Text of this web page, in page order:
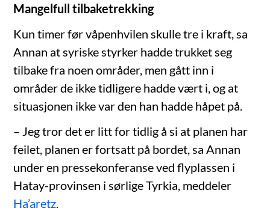
Mangelfull tilbaketrekking
Kun timer før våpenhvilen skulle tre i kraft, sa
Annan at syriske styrker hadde trukket seg
tilbake fra noen områder, men gått inn i
områder de ikke tidligere hadde vært i, og at
situasjonen ikke var den han hadde håpet på.
– Jeg tror det er litt for tidlig å si at planen har
feilet, planen er fortsatt på bordet, sa Annan
under en pressekonferanse ved flyplassen i
Hatay-provinsen i sørlige Tyrkia, meddeler
Ha’aretz